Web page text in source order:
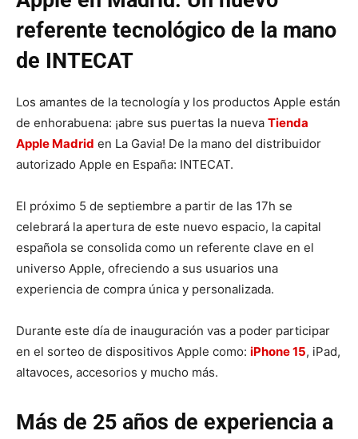
referente tecnológico de la mano
de INTECAT
Los amantes de la tecnología y los productos Apple están
de enhorabuena: ¡abre sus puertas la nueva Tienda
Apple Madrid en La Gavia! De la mano del distribuidor
autorizado Apple en España: INTECAT.
El próximo 5 de septiembre a partir de las 17h se
celebrará la apertura de este nuevo espacio, la capital
española se consolida como un referente clave en el
universo Apple, ofreciendo a sus usuarios una
experiencia de compra única y personalizada.
Durante este día de inauguración vas a poder participar
en el sorteo de dispositivos Apple como: iPhone 15, iPad,
altavoces, accesorios y mucho más.
Más de 25 años de experiencia a